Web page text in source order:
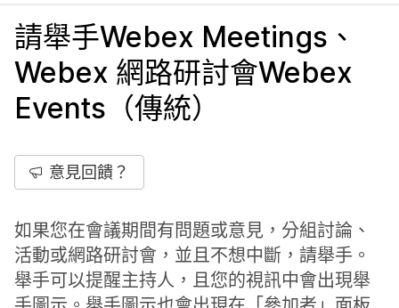
請舉手Webex Meetings、
Webex 網路研討會Webex
Events（傳統）
意見回饋？
如果您在會議期間有問題或意見，分組討論、
活動或網路研討會，並且不想中斷，請舉手。
舉手可以提醒主持人，且您的視訊中會出現舉